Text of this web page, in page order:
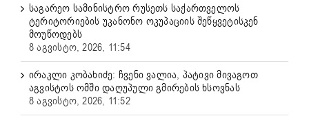
საგარეო სამინისტრო რუსეთს საქართველოს
ტერიტორიების უკანონო ოკუპაციის შეწყვეტისკენ
მოუწოდებს
8 აგვისტო, 2026, 11:54
ირაკლი კობახიძე: ჩვენი ვალია, პატივი მივაგოთ
აგვისტოს ომში დაღუპული გმირების ხსოვნას
8 აგვისტო, 2026, 11:52